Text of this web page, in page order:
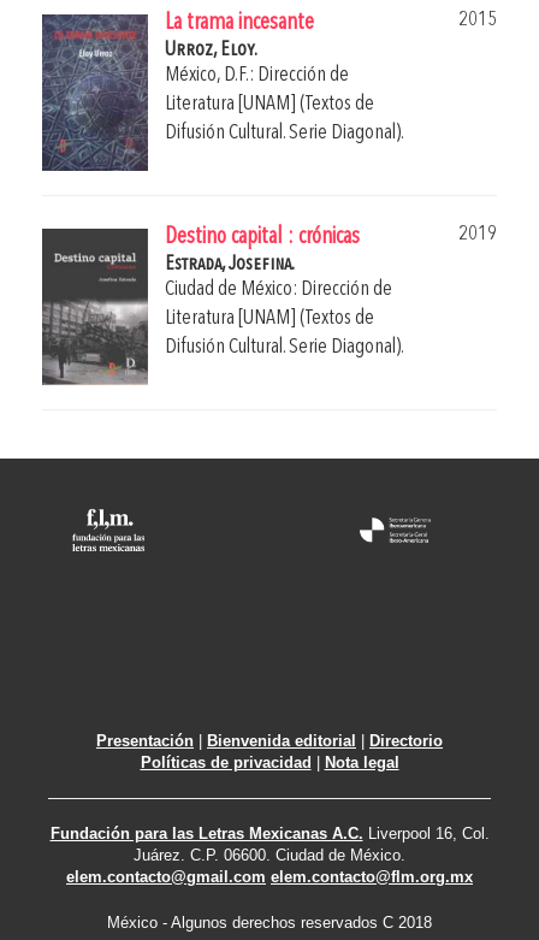
La trama incesante
2015
Urroz, Eloy.
México, D.F.: Dirección de
Literatura [UNAM] (Textos de
Difusión Cultural. Serie Diagonal).
Destino capital : crónicas
2019
Estrada, Josefina.
Ciudad de México: Dirección de
Literatura [UNAM] (Textos de
Difusión Cultural. Serie Diagonal).
Presentación | Bienvenida editorial | Directorio
Políticas de privacidad | Nota legal
Fundación para las Letras Mexicanas A.C. Liverpool 16, Col.
Juárez. C.P. 06600. Ciudad de México.
elem.contacto@gmail.com elem.contacto@flm.org.mx
México - Algunos derechos reservados C 2018